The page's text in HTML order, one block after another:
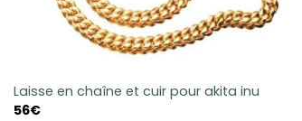
Laisse en chaîne et cuir pour akita inu
56€